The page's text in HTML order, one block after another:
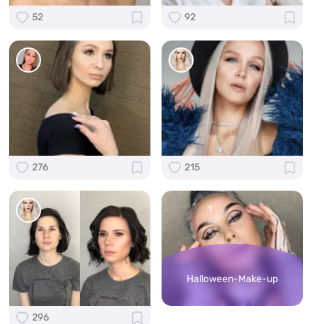
52 92
276 215
296
Halloween-Make-up